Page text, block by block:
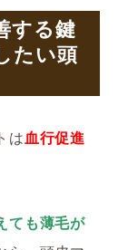
する鍵
たい頭
は血行促進
ても薄毛が